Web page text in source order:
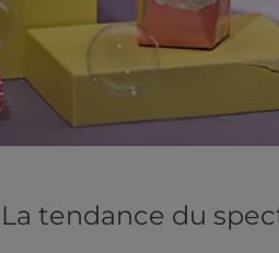
La tendance du